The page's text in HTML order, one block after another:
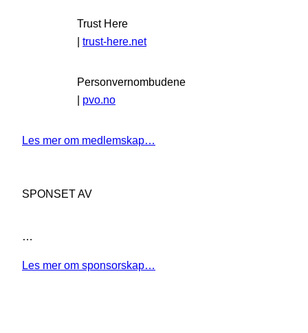
Trust Here
trust-here.net
Personvernombudene
| pvo.no
Les mer om medlemskap…
SPONSET AV
…
Les mer om sponsorskap…